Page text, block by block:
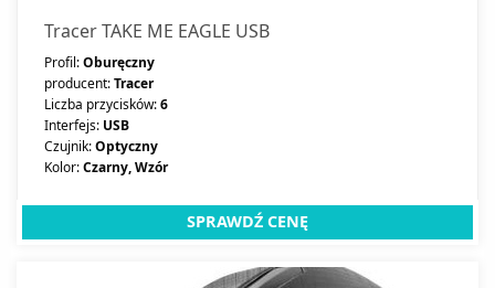
Tracer TAKE ME EAGLE USB
Profil:Oburęczny
producent:Tracer
Liczba przycisków:6
Interfejs: USB
Czujnik:Optyczny
Kolor:Czarny, Wzór
SPRAWDŹ CENĘ